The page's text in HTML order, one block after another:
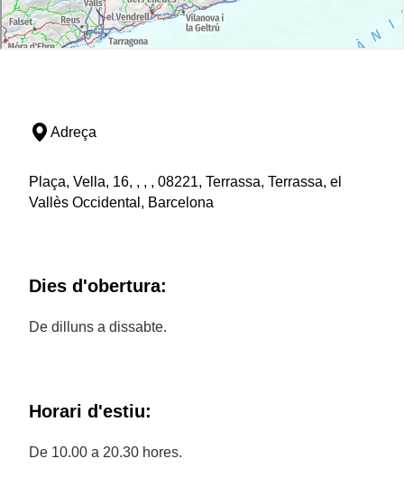
Adreça
Plaça, Vella, 16, , , , 08221, Terrassa, Terrassa, el
Vallès Occidental, Barcelona
Dies d'obertura:
De dilluns a dissabte.
Horari d'estiu:
De 10.00 a 20.30 hores.